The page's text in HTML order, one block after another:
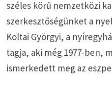
széles körű nemzetközi
szerkesztőségünket a
Koltai Györgyi, a
tagja, aki még 1977-ben,
ismerkedett meg az